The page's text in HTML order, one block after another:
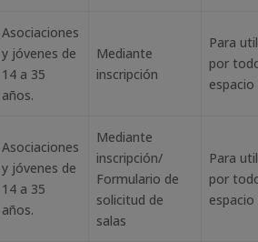
Asociaciones
y jóvenes de
14 a 35
años.
Mediante
inscripción
Para
por
espacio
Asociaciones
y jóvenes de
14 a 35
años.
Mediante
inscripción/
Formulario de
solicitud de
salas
Para
por
espacio